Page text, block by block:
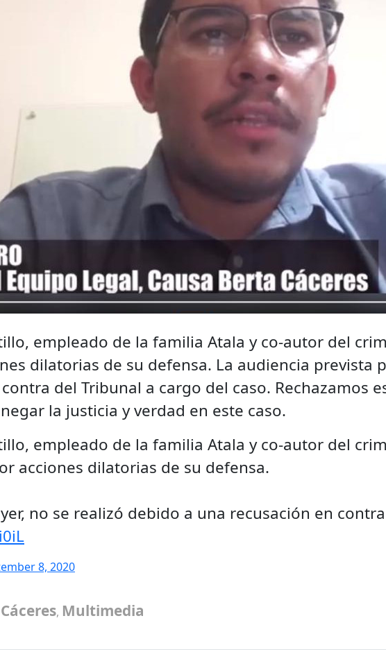
empleado de la familia Atala y co-autor del
dilatorias de su defensa. La audiencia prevista
del Tribunal a cargo del caso. Rechazamos
la justicia y verdad en este caso.
empleado de la familia Atala y co-autor del
acciones dilatorias de su defensa.
no se realizó debido a una recusación en
8, 2020
, Multimedia